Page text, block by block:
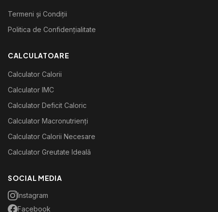
Termeni și Condiții
Politica de Confidențialitate
CALCULATOARE
Calculator Calorii
Calculator IMC
Calculator Deficit Caloric
Calculator Macronutrienți
Calculator Calorii Necesare
Calculator Greutate Ideală
SOCIAL MEDIA
Instagram
Facebook